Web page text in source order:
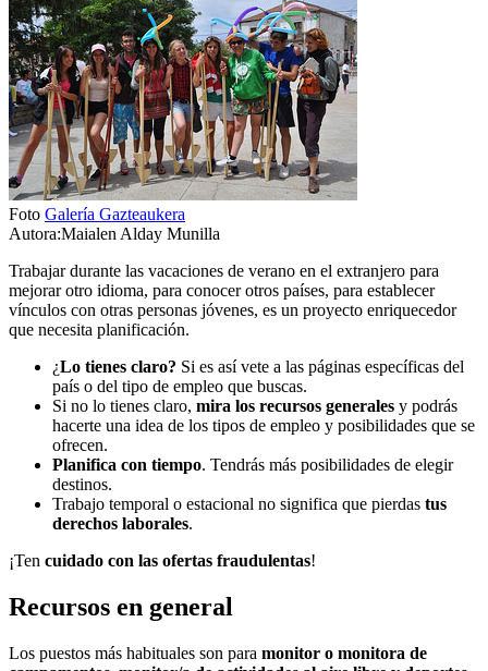
Foto Galería Gazteaukera
Autora:Maialen Alday Munilla
Trabajar durante las vacaciones de verano en el extranjero para
mejorar otro idioma, para conocer otros países, para establecer
vínculos con otras personas jóvenes, es un proyecto enriquecedor
que necesita planificación.
¿Lo tienes claro? Si es así vete a las páginas específicas del
país o del tipo de empleo que buscas.
Si no lo tienes claro, mira los recursos generales y podrás
hacerte una idea de los tipos de empleo y posibilidades que se
ofrecen.
Planifica con tiempo. Tendrás más posibilidades de elegir
destinos.
Trabajo temporal o estacional no significa que pierdas tus
derechos laborales.
¡Ten cuidado con las ofertas fraudulentas!
Recursos en general
Los puestos más habituales son para monitor o monitora de